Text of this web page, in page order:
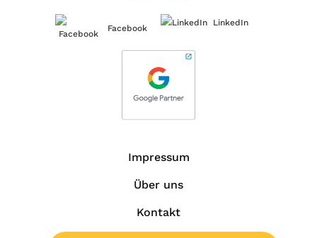
Facebook
LinkedIn
Impressum
Über uns
Kontakt